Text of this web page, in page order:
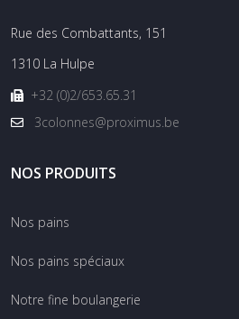
Rue des Combattants, 151
1310 La Hulpe
+32 (0)2/653.65.31
3colonnes@proximus.be
NOS PRODUITS
Nos pains
Nos pains spéciaux
Notre fine boulangerie